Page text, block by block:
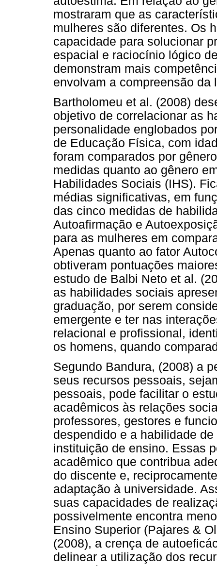
mostraram que as
mulheres são diferentes. Os
capacidade para solucionar
espacial e raciocínio lógico
demonstram mais
envolvam a compreensão da
Bartholomeu et al. (2008)
objetivo de correlacionar as
personalidade englobados
de Educação Física, com
foram comparados por
medidas quanto ao gênero
Habilidades Sociais (IHS).
médias significativas, em
das cinco medidas de
Autoafirmação e
para as mulheres em
Apenas quanto ao fator
obtiveram pontuações
estudo de Balbi Neto et al.
as habilidades sociais
graduação, por serem
emergente e ter nas
relacional e profissional,
os homens, quando
Segundo Bandura, (2008) a
seus recursos pessoais,
pessoais, pode facilitar o
acadêmicos às relações
professores, gestores e
despendido e a habilidade
instituição de ensino. Essas
acadêmico que contribua
do discente e,
adaptação à universidade.
suas capacidades de
possivelmente encontra
Ensino Superior (Pajares &
(2008), a crença de
delinear a utilização dos